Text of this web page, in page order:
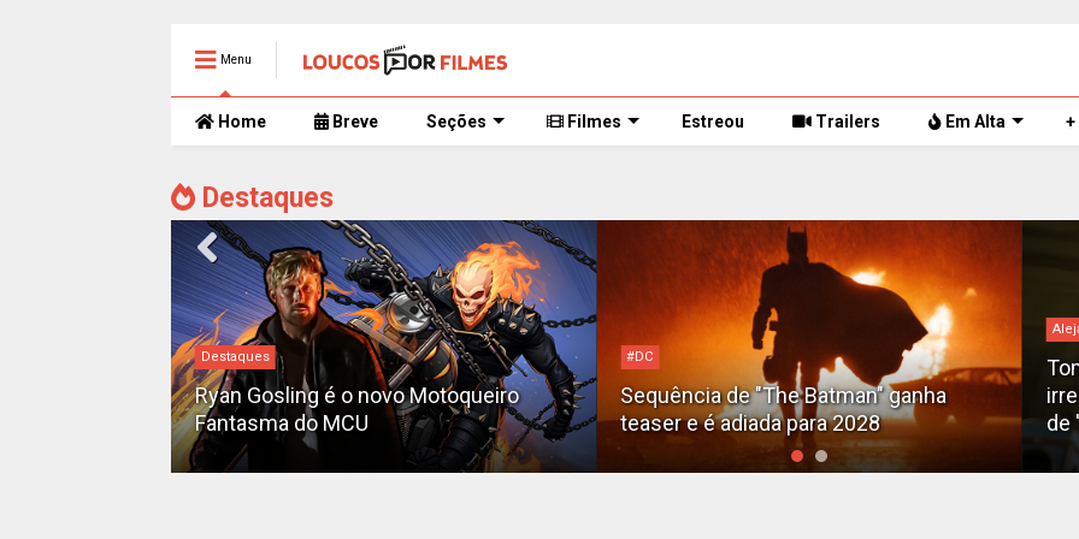
Menu
Home Breve Seções Filmes Estreou Trailers Em Alta +
Destaques
#DC
Sequência de "The Batman" ganha
teaser e é adiada para 2028
Alejandro G. Iñárritu
Tom Cruise surge totalmente
irreconhecível e calvo no trailer caótico
de 'Digger'